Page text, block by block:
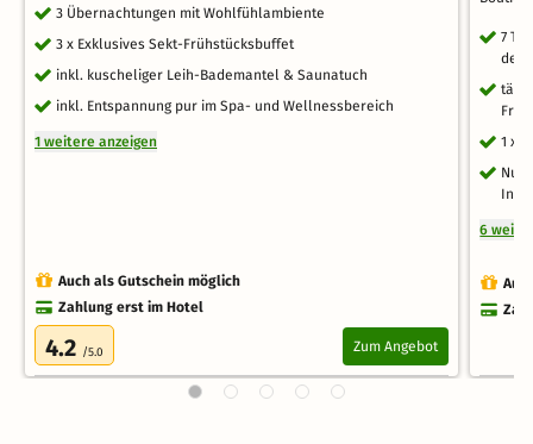
3 Übernachtungen mit Wohlfühlambiente
3 x Exklusives Sekt-Frühstücksbuffet
inkl. kuscheliger Leih-Bademantel & Saunatuch
inkl. Entspannung pur im Spa- und Wellnessbereich
1 weitere anzeigen
Auch als Gutschein möglich
Zahlung erst im Hotel
4.2 /5.0 Zum Angebot
7
des
1 x
6